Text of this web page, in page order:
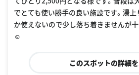
でとても使い勝手の良い施設です。湯
か使えないので少し落ち着きませんが
☺︎
このスポットの詳細